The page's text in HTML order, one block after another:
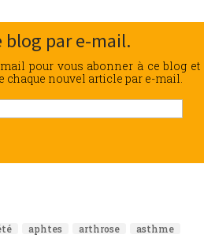
blog par e-mail.
pour vous abonner à ce blog et
nouvel article par e-mail.
aphtes arthrose
asthme